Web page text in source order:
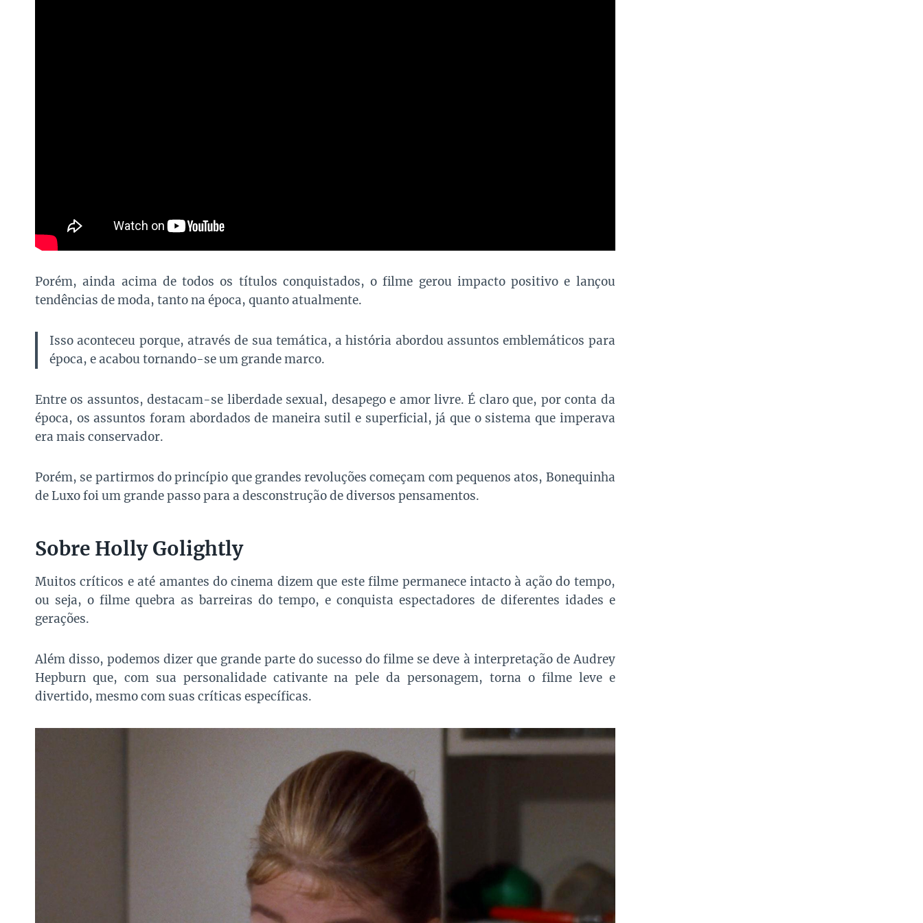
Porém, ainda acima de todos os títulos conquistados, o filme gerou impacto positivo e lançou
tendências de moda, tanto na época, quanto atualmente.
Isso aconteceu porque, através de sua temática, a história abordou assuntos emblemáticos para
época, e acabou tornando-se um grande marco.
Entre os assuntos, destacam-se liberdade sexual, desapego e amor livre. É claro que, por conta da
época, os assuntos foram abordados de maneira sutil e superficial, já que o sistema que imperava
era mais conservador.
Porém, se partirmos do princípio que grandes revoluções começam com pequenos atos, Bonequinha
de Luxo foi um grande passo para a desconstrução de diversos pensamentos.
Sobre Holly Golightly
Muitos críticos e até amantes do cinema dizem que este filme permanece intacto à ação do tempo,
ou seja, o filme quebra as barreiras do tempo, e conquista espectadores de diferentes idades e
gerações.
Além disso, podemos dizer que grande parte do sucesso do filme se deve à interpretação de Audrey
Hepburn que, com sua personalidade cativante na pele da personagem, torna o filme leve e
divertido, mesmo com suas críticas específicas.